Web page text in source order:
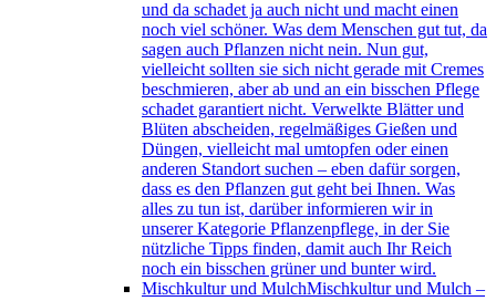
und da schadet ja auch nicht und macht einen
noch viel schöner. Was dem Menschen gut tut, da
sagen auch Pflanzen nicht nein. Nun gut,
vielleicht sollten sie sich nicht gerade mit Cremes
beschmieren, aber ab und an ein bisschen Pflege
schadet garantiert nicht. Verwelkte Blätter und
Blüten abscheiden, regelmäßiges Gießen und
Düngen, vielleicht mal umtopfen oder einen
anderen Standort suchen – eben dafür sorgen,
dass es den Pflanzen gut geht bei Ihnen. Was
alles zu tun ist, darüber informieren wir in
unserer Kategorie Pflanzenpflege, in der Sie
nützliche Tipps finden, damit auch Ihr Reich
noch ein bisschen grüner und bunter wird.
Mischkultur und MulchMischkultur und Mulch –